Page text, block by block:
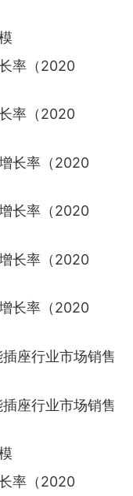
率（2020
率（2020
长率（2020
长率（2020
长率（2020
长率（2020
座行业市场销售
座行业市场销售
率（2020